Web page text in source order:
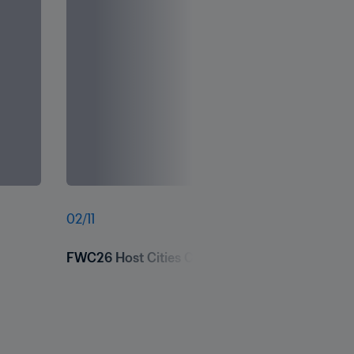
02/11
FWC26 Host Cities Commercial Summit